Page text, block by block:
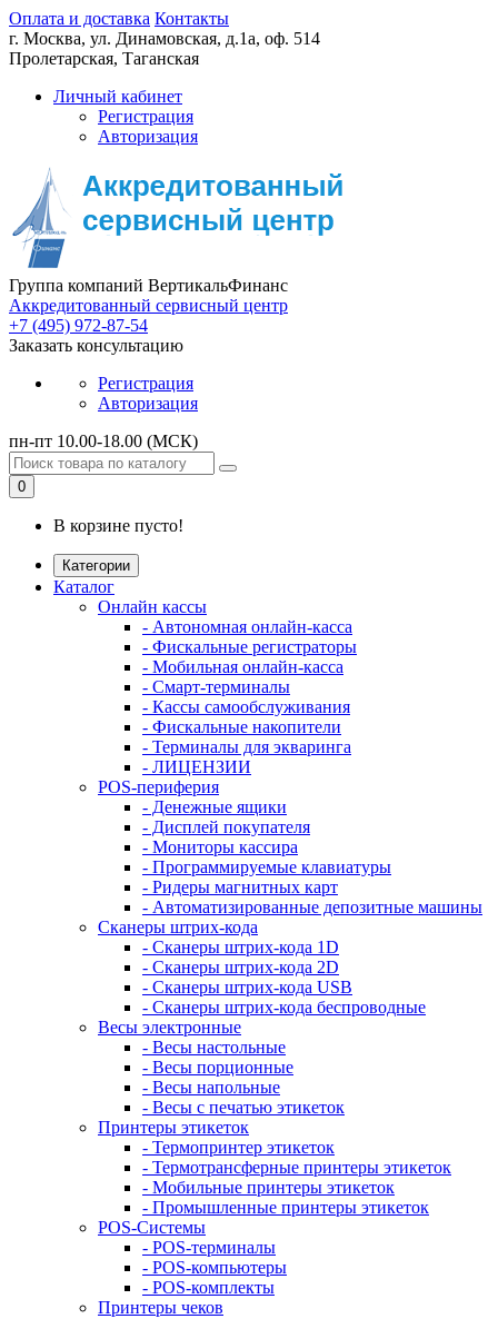
Оплата и доставка Контакты
г. Москва, ул. Динамовская, д.1а, оф. 514
Пролетарская, Таганская
Личный кабинет
Регистрация
Авторизация
Группа компаний ВертикальФинанс
Аккредитованный сервисный центр
+7 (495) 972-87-54
Заказать консультацию
Регистрация
Авторизация
пн-пт 10.00-18.00 (МСК)
0
В корзине пусто!
Категории
Каталог
Онлайн кассы
- Автономная онлайн-касса
- Фискальные регистраторы
- Мобильная онлайн-касса
- Смарт-терминалы
- Кассы самообслуживания
- Фискальные накопители
- Терминалы для экваринга
- ЛИЦЕНЗИИ
POS-периферия
- Денежные ящики
- Дисплей покупателя
- Мониторы кассира
- Программируемые клавиатуры
- Ридеры магнитных карт
- Автоматизированные депозитные машины
Сканеры штрих-кода
- Сканеры штрих-кода 1D
- Сканеры штрих-кода 2D
- Сканеры штрих-кода USB
- Сканеры штрих-кода беспроводные
Весы электронные
- Весы настольные
- Весы порционные
- Весы напольные
- Весы с печатью этикеток
Принтеры этикеток
- Термопринтер этикеток
- Термотрансферные принтеры этикеток
- Мобильные принтеры этикеток
- Промышленные принтеры этикеток
POS-Системы
- POS-терминалы
- POS-компьютеры
- POS-комплекты
Принтеры чеков